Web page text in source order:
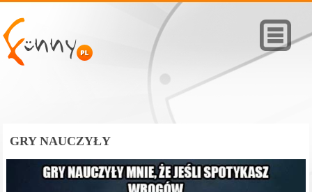
GRY NAUCZYŁY